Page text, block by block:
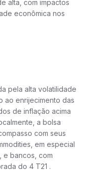
alta, com impactos
econômica nos
pela alta volatilidade
ao enrijecimento das
de inflação acima
a bolsa
com seus
em especial
bancos, com
do 4 T21 .